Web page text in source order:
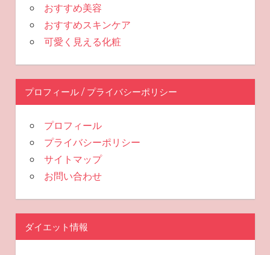
おすすめ美容
おすすめスキンケア
可愛く見える化粧
プロフィール / プライバシーポリシー
プロフィール
プライバシーポリシー
サイトマップ
お問い合わせ
ダイエット情報